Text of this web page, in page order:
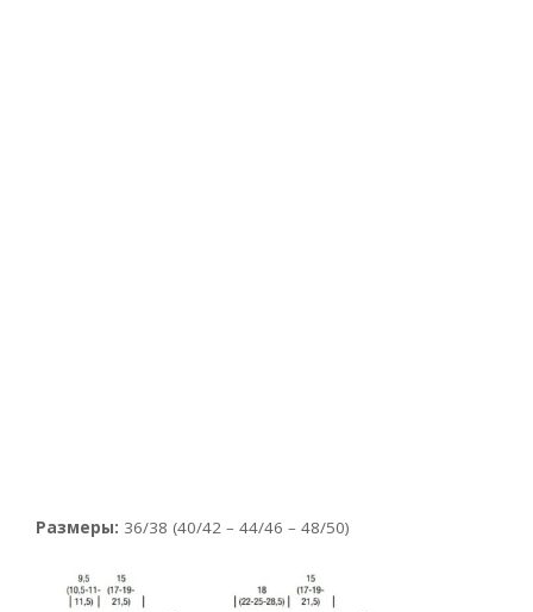
Размеры: 36/38 (40/42 – 44/46 – 48/50)